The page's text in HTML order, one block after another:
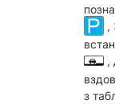
,
,
з